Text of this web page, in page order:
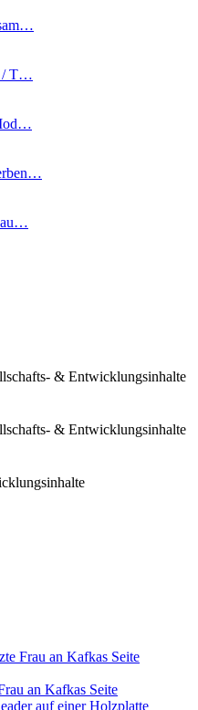
/ T…
au…
& Entwicklungsinhalte
& Entwicklungsinhalte
an Kafkas Seite